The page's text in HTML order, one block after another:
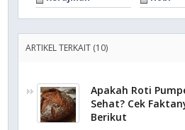
ARTIKEL TERKAIT (10)
Apakah Roti
Sehat? Cek
Berikut